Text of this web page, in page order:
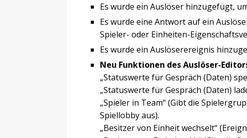
Es wurde ein Auslöser hinzugefügt,
Es wurde eine Antwort auf ein
Spieler- oder Einheiten-
Es wurde ein Auslöserereignis
Neu Funktionen des Auslöser-
„Statuswerte für Gespräch (Daten)
„Statuswerte für Gespräch (Daten)
„Spieler in Team“ (Gibt die
Spiellobby aus).
„Besitzer von Einheit wechselt“